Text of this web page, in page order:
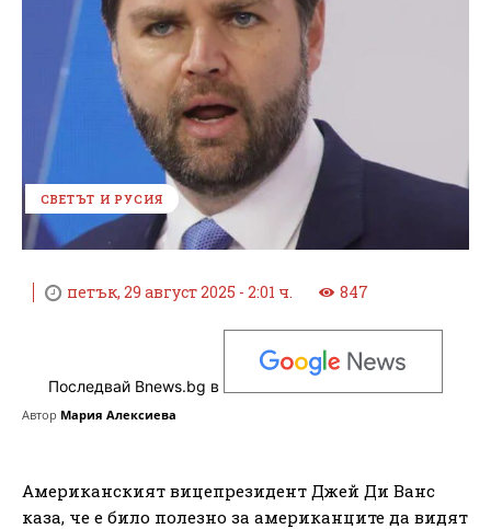
СВЕТЪТ И РУСИЯ
петък, 29 август 2025 - 2:01 ч. 847
Последвай Bnews.bg в
Автор Мария Алексиева
Американският вицепрезидент Джей Ди Ванс
каза, че е било полезно за американците да видят